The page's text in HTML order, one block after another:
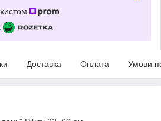
Доставка Оплата Умови